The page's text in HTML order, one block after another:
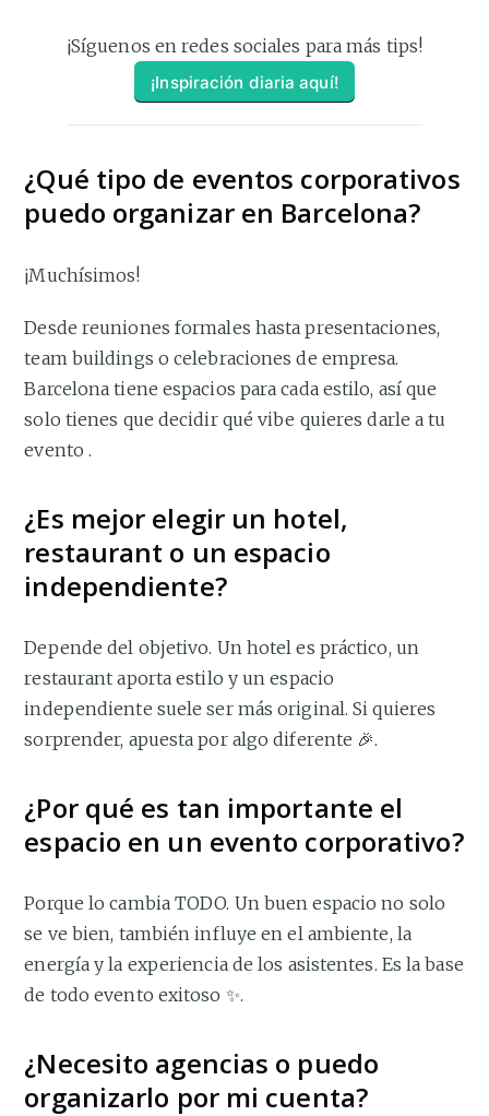
¡Síguenos en redes sociales para más tips!
¡Inspiración diaria aquí!
¿Qué tipo de eventos corporativos
puedo organizar en Barcelona?
¡Muchísimos!
Desde reuniones formales hasta presentaciones,
team buildings o celebraciones de empresa.
Barcelona tiene espacios para cada estilo, así que
solo tienes que decidir qué vibe quieres darle a tu
evento .
¿Es mejor elegir un hotel,
restaurant o un espacio
independiente?
Depende del objetivo. Un hotel es práctico, un
restaurant aporta estilo y un espacio
independiente suele ser más original. Si quieres
sorprender, apuesta por algo diferente 🎉.
¿Por qué es tan importante el
espacio en un evento corporativo?
Porque lo cambia TODO. Un buen espacio no solo
se ve bien, también influye en el ambiente, la
energía y la experiencia de los asistentes. Es la base
de todo evento exitoso ✨.
¿Necesito agencias o puedo
organizarlo por mi cuenta?